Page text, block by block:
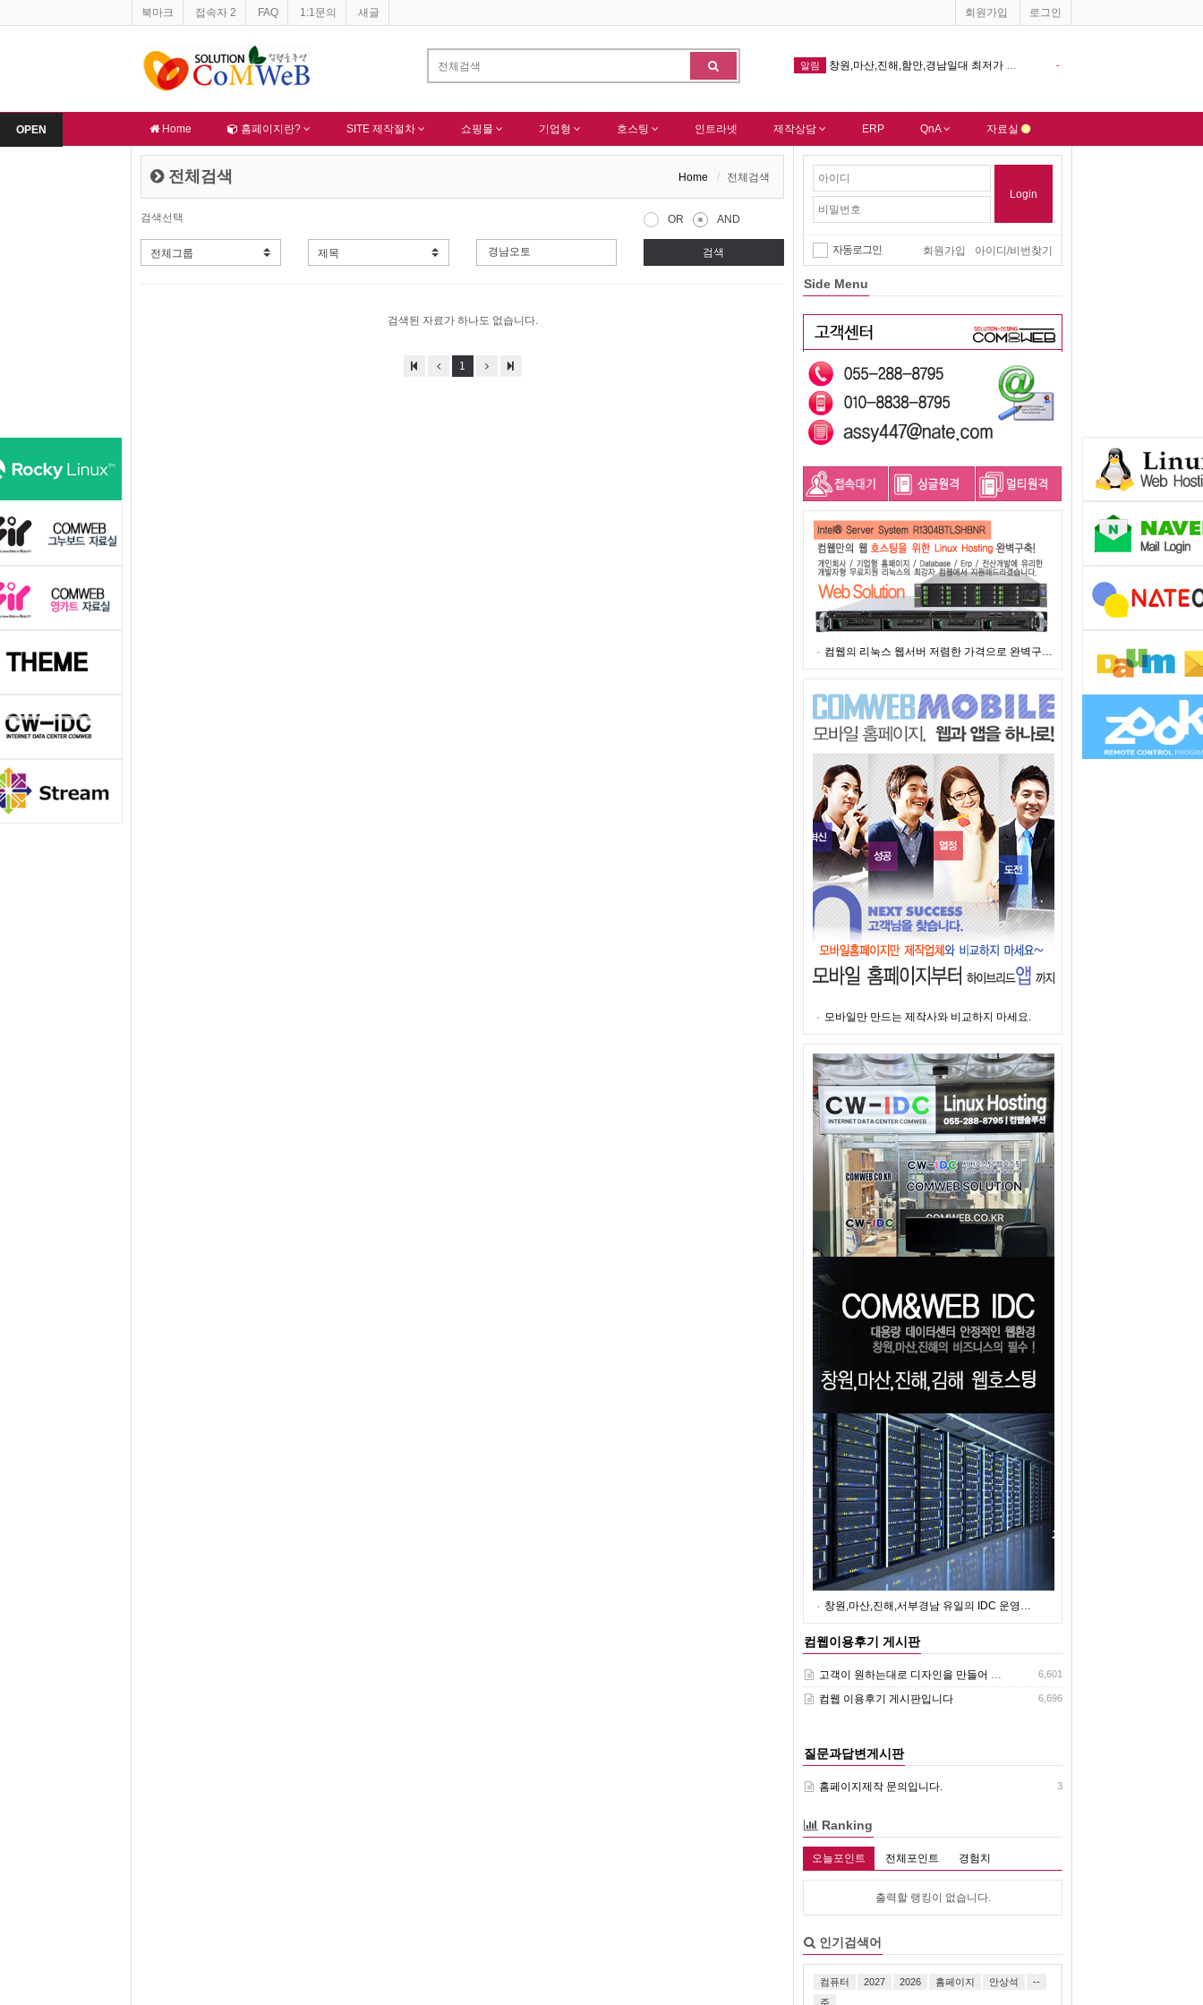
OPEN
북마크 접속자 2 FAQ 1:1문의 새글 회원가입 로그인
창원,마산,진해,함안,경남일대 최저가 홈페이지제작 해드립니다.
Home 홈페이지란? SITE 제작절차 쇼핑몰 기업형 호스팅 인트라넷 제작상담 ERP QnA 자료실
전체검색 Home 전체검색
검색선택 OR AND
검색
검색된 자료가 하나도 없습니다.
1
Login
자동로그인 아이디/비번찾기
회원가입
Side Menu
컴웹의 리눅스 웹서버 저렴한 가격으로 완벽구…
모바일만 만드는 제작사와 비교하지 마세요.
창원,마산,진해,서부경남 유일의 IDC 운영…
컴웹이용후기 게시판
고객이 원하는대로 디자인을 만들어 주셔서 고맙습니다 정말고맙습니다. 6,601
컴웹 이용후기 게시판입니다 6,696
질문과답변게시판
홈페이지제작 문의입니다. 3
Ranking
오늘포인트 전체포인트 경험치
출력할 랭킹이 없습니다.
인기검색어
컴퓨터 2027 2026 홈페이지 안상석
--
주